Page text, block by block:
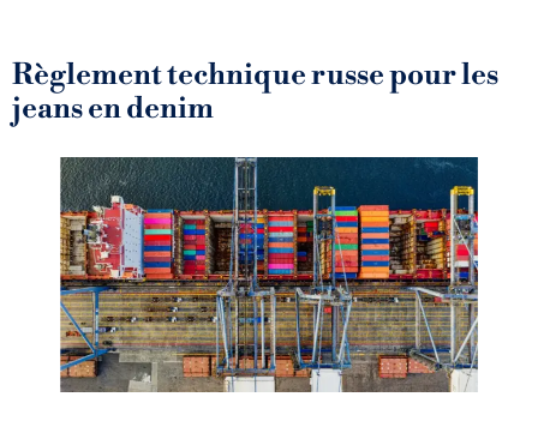
Règlement technique russe pour les
jeans en denim